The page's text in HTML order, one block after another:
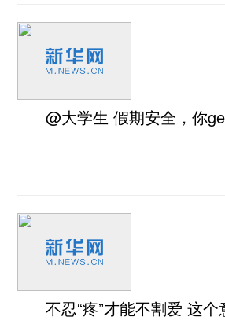
@大学生 假期安全，你
不忍“疼”才能不割爱 这个